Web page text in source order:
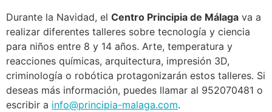
Durante la Navidad, el Centro Principia de Málaga va a
realizar diferentes talleres sobre tecnología y ciencia
para niños entre 8 y 14 años. Arte, temperatura y
reacciones químicas, arquitectura, impresión 3D,
criminología o robótica protagonizarán estos talleres. Si
deseas más información, puedes llamar al 952070481 o
escribir a info@principia-malaga.com.